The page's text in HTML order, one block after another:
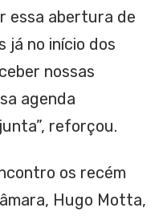
essa abertura de
já no início dos
nossas
agenda
reforçou.
os recém
Hugo Motta,